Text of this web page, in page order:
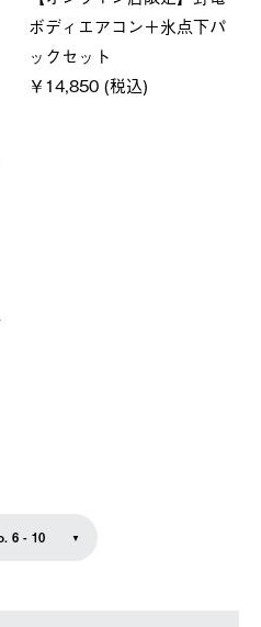
ボディエアコン＋氷点下パ
ックセット
￥14,850 (税込)
6 - 10